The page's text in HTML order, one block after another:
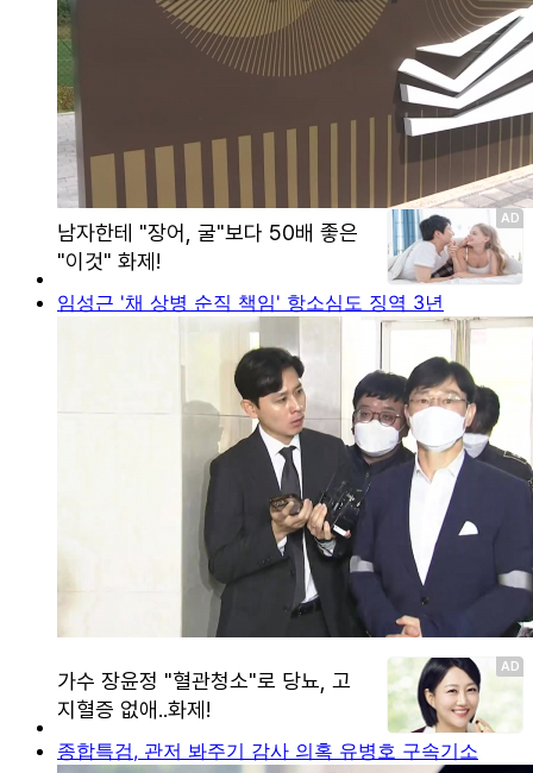
임성근 '채 상병 순직 책임' 항소심도 징역 3년
종합특검, 관저 봐주기 감사 의혹 유병호 구속기소